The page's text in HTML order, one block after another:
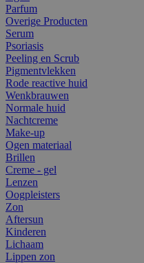
Parfum
Overige Producten
Serum
Psoriasis
Peeling en Scrub
Pigmentvlekken
Rode reactive huid
Wenkbrauwen
Normale huid
Nachtcreme
Make-up
Ogen materiaal
Brillen
Creme - gel
Lenzen
Oogpleisters
Zon
Aftersun
Kinderen
Lichaam
Lippen zon